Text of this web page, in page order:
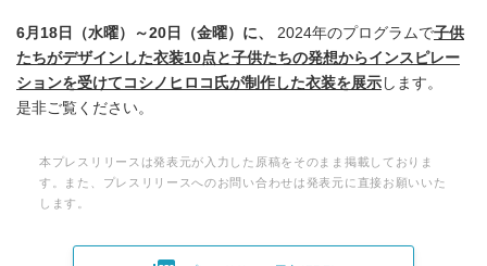
6月18日（水曜）～20日（金曜）に、 2024年のプログラムで子供
たちがデザインした衣装10点と子供たちの発想からインスピレー
ションを受けてコシノヒロコ氏が制作した衣装を展示 します。
是非ご覧ください。
本プレスリリースは発表元が入力した原稿をそのまま掲載しておりま
す。また、プレスリリースへのお問い合わせは発表元に直接お願いいた
します。